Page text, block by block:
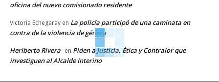
oficina del nuevo comisionado residente
Victoria Echegaray en La policía participó de una caminata en
contra de la violencia de género
Heriberto Rivera en Piden a Justicia, Ética y Contralor que
investiguen al Alcalde Interino